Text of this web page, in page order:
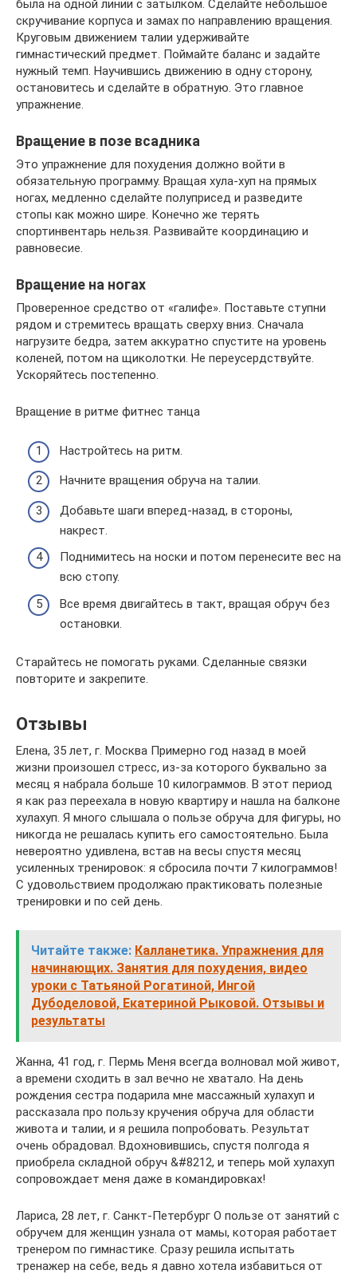
была на одной линии с затылком. Сделайте небольшое
скручивание корпуса и замах по направлению вращения.
Круговым движением талии удерживайте
гимнастический предмет. Поймайте баланс и задайте
нужный темп. Научившись движению в одну сторону,
остановитесь и сделайте в обратную. Это главное
упражнение.
Вращение в позе всадника
Это упражнение для похудения должно войти в
обязательную программу. Вращая хула-хуп на прямых
ногах, медленно сделайте полуприсед и разведите
стопы как можно шире. Конечно же терять
спортинвентарь нельзя. Развивайте координацию и
равновесие.
Вращение на ногах
Проверенное средство от «галифе». Поставьте ступни
рядом и стремитесь вращать сверху вниз. Сначала
нагрузите бедра, затем аккуратно спустите на уровень
коленей, потом на щиколотки. Не переусердствуйте.
Ускоряйтесь постепенно.
Вращение в ритме фитнес танца
Настройтесь на ритм.
Начните вращения обруча на талии.
Добавьте шаги вперед-назад, в стороны,
накрест.
Поднимитесь на носки и потом перенесите вес на
всю стопу.
Все время двигайтесь в такт, вращая обруч без
остановки.
Старайтесь не помогать руками. Сделанные связки
повторите и закрепите.
Отзывы
Елена, 35 лет, г. Москва Примерно год назад в моей
жизни произошел стресс, из-за которого буквально за
месяц я набрала больше 10 килограммов. В этот период
я как раз переехала в новую квартиру и нашла на балконе
хулахуп. Я много слышала о пользе обруча для фигуры, но
никогда не решалась купить его самостоятельно. Была
невероятно удивлена, встав на весы спустя месяц
усиленных тренировок: я сбросила почти 7 килограммов!
С удовольствием продолжаю практиковать полезные
тренировки и по сей день.
Читайте также: Калланетика. Упражнения для
начинающих. Занятия для похудения, видео
уроки с Татьяной Рогатиной, Ингой
Дубоделовой, Екатериной Рыковой. Отзывы и
результаты
Жанна, 41 год, г. Пермь Меня всегда волновал мой живот,
а времени сходить в зал вечно не хватало. На день
рождения сестра подарила мне массажный хулахуп и
рассказала про пользу кручения обруча для области
живота и талии, и я решила попробовать. Результат
очень обрадовал. Вдохновившись, спустя полгода я
приобрела складной обруч &#8212, и теперь мой хулахуп
сопровождает меня даже в командировках!
Лариса, 28 лет, г. Санкт-Петербург О пользе от занятий с
обручем для женщин узнала от мамы, которая работает
тренером по гимнастике. Сразу решила испытать
тренажер на себе, ведь я давно хотела избавиться от